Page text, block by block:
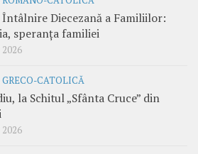
Diecezană a Familiilor:
speranța familiei
2026
CATOLICĂ
la Schitul „Sfânta Cruce” din
2026